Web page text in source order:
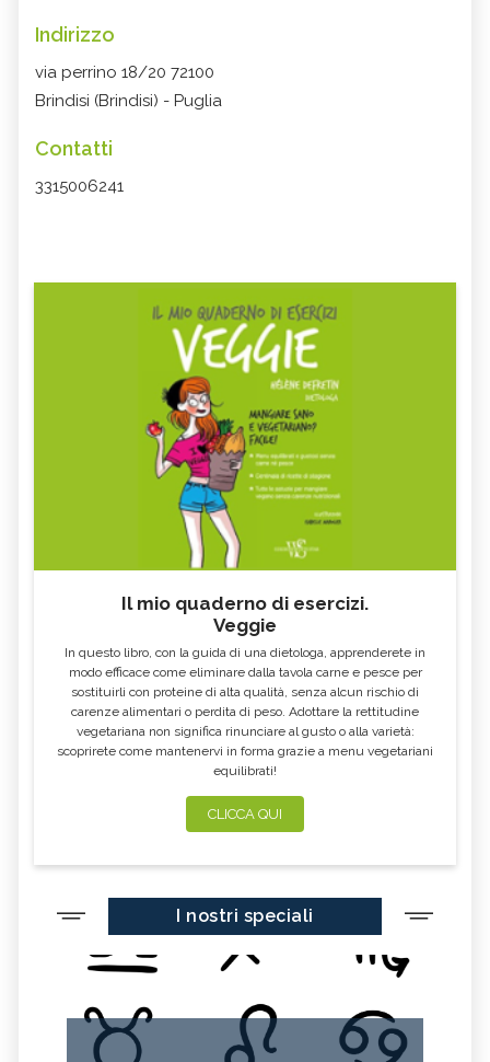
Indirizzo
via perrino 18/20 72100
Brindisi (Brindisi) - Puglia
Contatti
3315006241
Il mio quaderno di esercizi.
Veggie
In questo libro, con la guida di una dietologa, apprenderete in
modo efficace come eliminare dalla tavola carne e pesce per
sostituirli con proteine di alta qualità, senza alcun rischio di
carenze alimentari o perdita di peso. Adottare la rettitudine
vegetariana non significa rinunciare al gusto o alla varietà:
scoprirete come mantenervi in forma grazie a menu vegetariani
equilibrati!
CLICCA QUI
I nostri speciali